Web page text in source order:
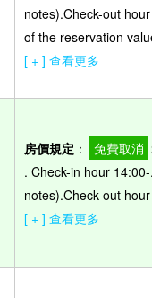
notes).Check-out
of the reservation
[ + ] 查看更多
房價規定 ： 免費取消
. Check-in hour
notes).Check-out
[ + ] 查看更多